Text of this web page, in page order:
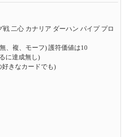
二心 カナリア ダーハン パイプ プロ
、複、モーフ) 護符価値は10
に達成無し)
きなカードでも)